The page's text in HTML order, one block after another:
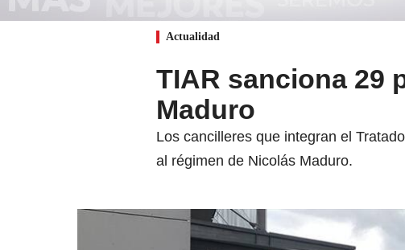
Actualidad
TIAR sanciona 29
Maduro
Los cancilleres que integran el
al régimen de Nicolás Maduro.